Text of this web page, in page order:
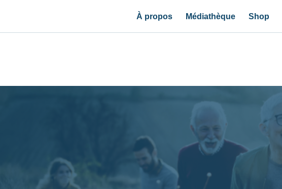
À propos Médiathèque Shop